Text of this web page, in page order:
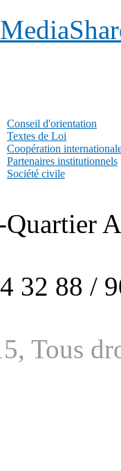
Conseil d'orientation
Textes de Loi
Coopération
Partenaires institutionnels
Société civile
Quartier
32 88 /
Tous